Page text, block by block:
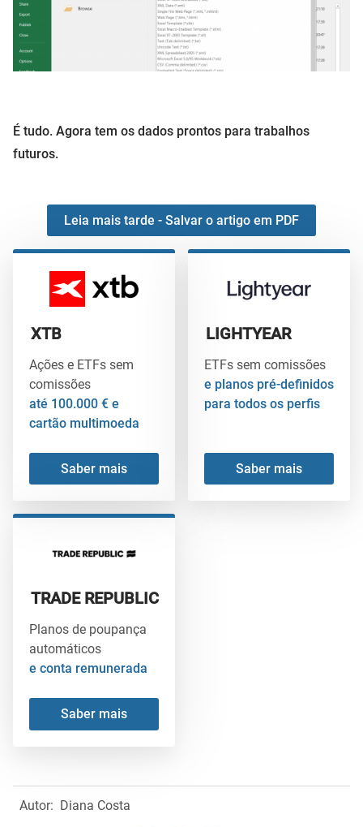
É tudo. Agora tem os dados prontos para trabalhos
futuros.
Leia mais tarde - Salvar o artigo em PDF
XTB
Ações e ETFs sem
comissões
até 100.000 € e
cartão multimoeda
Saber mais
LIGHTYEAR
ETFs sem comissões
e planos pré-definidos
para todos os perfis
Saber mais
TRADE REPUBLIC
Planos de poupança
automáticos
e conta remunerada
Saber mais
Autor: Diana Costa